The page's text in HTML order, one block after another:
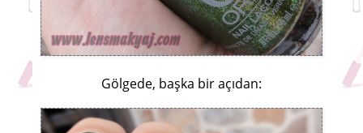
Gölgede, başka bir açıdan: